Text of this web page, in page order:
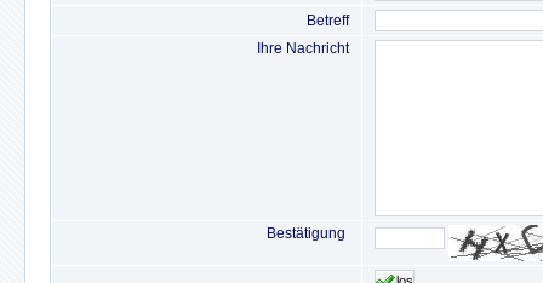
Betreff
Ihre Nachricht
Bestätigung